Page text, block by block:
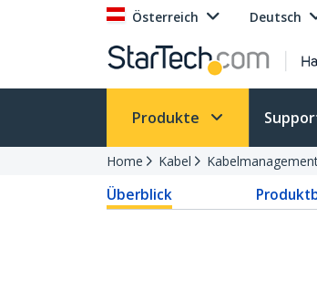
Österreich Deutsch
Produkte
Home Kabel
Überblick